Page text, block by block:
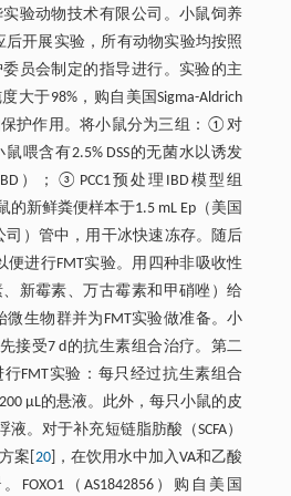
验动物技术有限公司。小鼠饲养
后开展实验，所有动物实验均按照
员会制定的指导进行。实验的主
大于98%，购自美国Sigma-Aldrich
护作用。将小鼠分为三组：①对
喂含有2.5% DSS的无菌水以诱发
）；③PCC1预处理IBD模型组
鼠的新鲜粪便样本于1.5 mL Ep（美国
司）管中，用干冰快速冻存。随后
进行FMT实验。用四种非吸收性
新霉素、万古霉素和甲硝唑）给
微生物群并为FMT实验做准备。小
接受7 d的抗生素组合治疗。第二
FMT实验：每只经过抗生素组合
μL的悬液。此外，每只小鼠的皮
。对于补充短链脂肪酸（SCFA）
案[ 20]，在饮用水中加入VA和乙酸
。FOXO1（AS1842856）购自美国